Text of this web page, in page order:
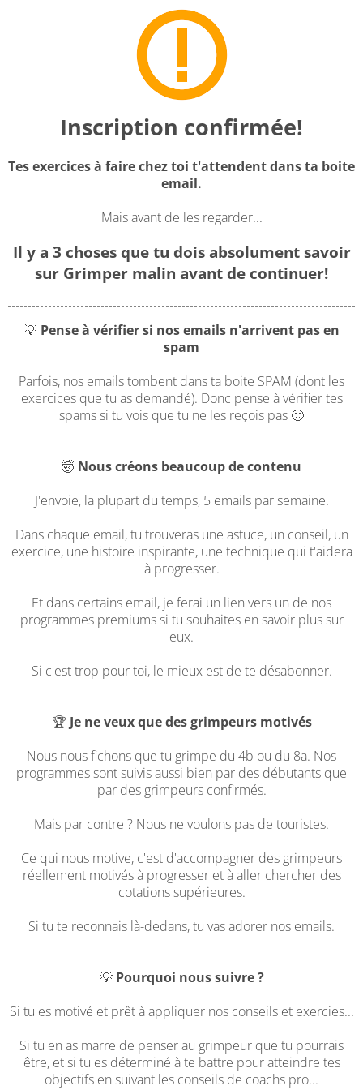
Inscription confirmée!
Tes exercices à faire chez toi t'attendent dans ta boite
email.
Mais avant de les regarder...
Il y a 3 choses que tu dois absolument savoir
sur Grimper malin avant de continuer!
💡 Pense à vérifier si nos emails n'arrivent pas en
spam
Parfois, nos emails tombent dans ta boite SPAM (dont les
exercices que tu as demandé). Donc pense à vérifier tes
spams si tu vois que tu ne les reçois pas 🙂
🤯 Nous créons beaucoup de contenu
J'envoie, la plupart du temps, 5 emails par semaine.
Dans chaque email, tu trouveras une astuce, un conseil, un
exercice, une histoire inspirante, une technique qui t'aidera
à progresser.
Et dans certains email, je ferai un lien vers un de nos
programmes premiums si tu souhaites en savoir plus sur
eux.
Si c'est trop pour toi, le mieux est de te désabonner.
🏆 Je ne veux que des grimpeurs motivés
Nous nous fichons que tu grimpe du 4b ou du 8a. Nos
programmes sont suivis aussi bien par des débutants que
par des grimpeurs confirmés.
Mais par contre ? Nous ne voulons pas de touristes.
Ce qui nous motive, c'est d'accompagner des grimpeurs
réellement motivés à progresser et à aller chercher des
cotations supérieures.
Si tu te reconnais là-dedans, tu vas adorer nos emails.
💡 Pourquoi nous suivre ?
Si tu es motivé et prêt à appliquer nos conseils et exercies...
Si tu en as marre de penser au grimpeur que tu pourrais
être, et si tu es déterminé à te battre pour atteindre tes
objectifs en suivant les conseils de coachs pro...